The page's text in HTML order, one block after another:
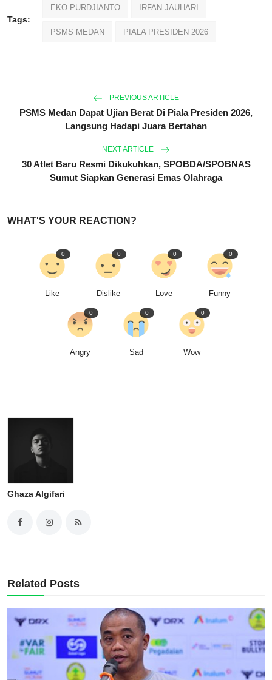
Tags:
EKO PURDJIANTO IRFAN JAUHARI
PSMS MEDAN PIALA PRESIDEN 2026
PREVIOUS ARTICLE
PSMS Medan Dapat Ujian Berat Di Piala Presiden 2026,
Langsung Hadapi Juara Bertahan
NEXT ARTICLE
30 Atlet Baru Resmi Dikukuhkan, SPOBDA/SPOBNAS
Sumut Siapkan Generasi Emas Olahraga
WHAT'S YOUR REACTION?
Like
0
Dislike
0
Love
0
Funny
0
Angry
0
Sad
0
Wow
0
Ghaza Algifari
Related Posts